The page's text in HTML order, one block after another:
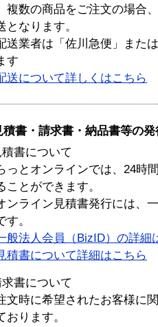
複数の商品をご注文の場合
となります。
送業者は「佐川急便」また
す
送について詳しくはこちら
積書・請求書・納品書等の
書について
っとオンラインでは、24時
ことができます。
ンライン見積書発行には、
す。
般法人会員（BizID）の詳細
積書について詳細はこちら
書について
文時に希望されたお客様に
おります。